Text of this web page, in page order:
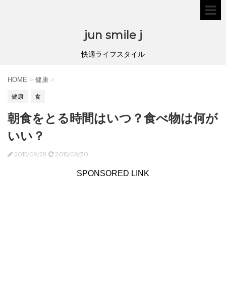
jun smile j
快適ライフスタイル
HOME > 健康 >
健康 食
朝食をとる時間はいつ？食べ物は何が
いい？
2015/09/28 2015/09/30
SPONSORED LINK